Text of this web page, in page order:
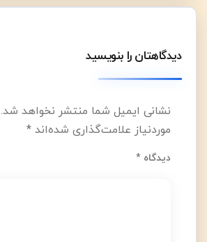
دیدگاهتان را بنویسید
نشانی ایمیل شما منتشر نخواهد شد.
موردنیاز علامت‌گذاری شده‌اند*
دیدگاه*